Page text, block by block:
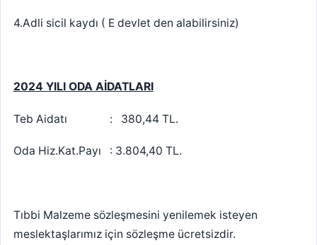
4.Adli sicil kaydı ( E devlet den alabilirsiniz)
2024 YILI ODA AİDATLARI
Teb Aidatı : 380,44 TL.
Oda Hiz.Kat.Payı : 3.804,40 TL.
Tıbbi Malzeme sözleşmesini yenilemek isteyen
meslektaşlarımız için sözleşme ücretsizdir.